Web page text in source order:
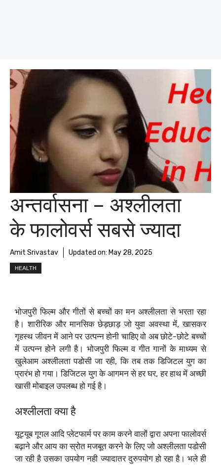
अन्तर्वासना – अश्लीलता
के फालोवर्स सबसे ज्यादा
Amit Srivastav Updated on: May 28, 2025
HEALTH
भोजपुरी फिल्म और गीतों से बच्चों का मन अश्लीलता से भरता रहा
है। शारीरिक और मानसिक छेड़छाड़ जो युवा अवस्था में, खासकर
गृहस्थ जीवन में आने पर उत्पन्न होनी चाहिए वो अब छोटे-छोटे बच्चों
में उत्पन्न होने लगी है। भोजपुरी फिल्म व गीत गानों के माध्यम से
खुलेआम अश्लीलता पडोसी जा रही, कि तब तक डिजिटल युग का
प्रारंभ हो गया। डिजिटल युग के आगमन से हर घर, हर हाथ में अच्छी
खासी मोबाइल उपलब्ध हो गई है।
अश्लीलता क्या है
यूट्यूब गूगल आदि प्लेटफार्म पर काम करने वालों द्वारा अपना फालोवर्स
बढ़ाने और आय का स्रोत मजबूत करने के लिए जो अश्लीलता पडोसी
जा रही है उसका उपयोग नही ज्यादातर दुरुपयोग हो रहा है। भले ही